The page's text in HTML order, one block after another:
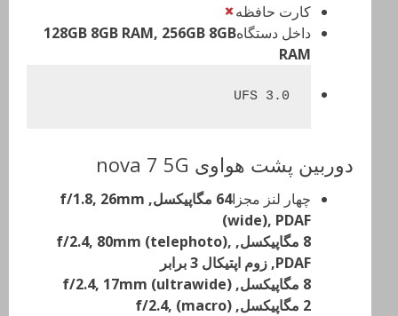
کارت حافظه
داخل دستگاه128GB 8GB RAM, 256GB 8GB
RAM
UFS 3.0
دوربین پشت هواوی nova 7 5G
چهار لنز مجزا
64 مگاپیکسل, f/1.8, 26mm
(wide), PDAF
8 مگاپیکسل, f/2.4, 80mm (telephoto),
PDAF, زوم اپتیکال 3 برابر
8 مگاپیکسل, f/2.4, 17mm (ultrawide)
2 مگاپیکسل, f/2.4, (macro)